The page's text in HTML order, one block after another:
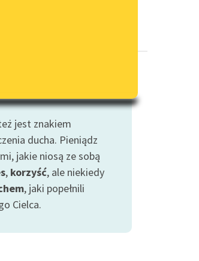
wrażliwych
Deklaracja dostępności
jest znakiem
ducha. Pieniądz
jakie niosą ze sobą
, korzyść, ale niekiedy
, jaki popełnili
Cielca.